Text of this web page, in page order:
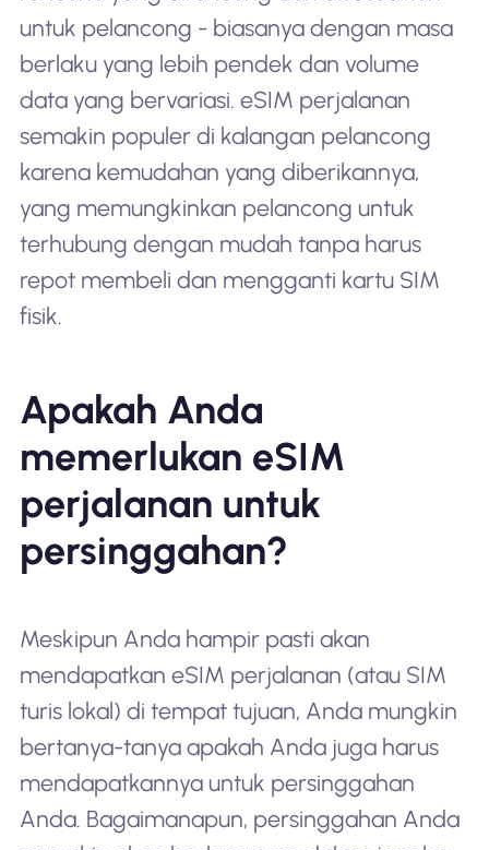
untuk pelancong - biasanya dengan masa
berlaku yang lebih pendek dan volume
data yang bervariasi. eSIM perjalanan
semakin populer di kalangan pelancong
karena kemudahan yang diberikannya,
yang memungkinkan pelancong untuk
terhubung dengan mudah tanpa harus
repot membeli dan mengganti kartu SIM
fisik.
Apakah Anda
memerlukan eSIM
perjalanan untuk
persinggahan?
Meskipun Anda hampir pasti akan
mendapatkan eSIM perjalanan (atau SIM
turis lokal) di tempat tujuan, Anda mungkin
bertanya-tanya apakah Anda juga harus
mendapatkannya untuk persinggahan
Anda. Bagaimanapun, persinggahan Anda